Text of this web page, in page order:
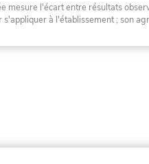
mesure l'écart entre résultats
à l'établissement ; son